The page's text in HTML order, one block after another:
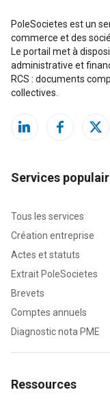
PoleSocietes est un
commerce et des
Le portail met à
administrative et
RCS : documents
collectives.
Services
Tous les services
Création entreprise
Actes et statuts
Extrait PoleSocietes
Brevets
Comptes annuels
Diagnostic nota PME
Ressources